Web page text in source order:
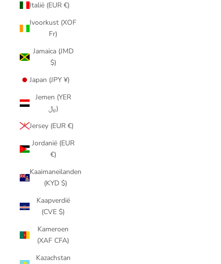
Italië (EUR €)
Ivoorkust (XOF
Fr)
Jamaica (JMD
$)
Japan (JPY ¥)
Jemen (YER
﷼)
Jersey (EUR €)
Jordanië (EUR
€)
Kaaimaneilanden
(KYD $)
Kaapverdië
(CVE $)
Kameroen
(XAF CFA)
Kazachstan